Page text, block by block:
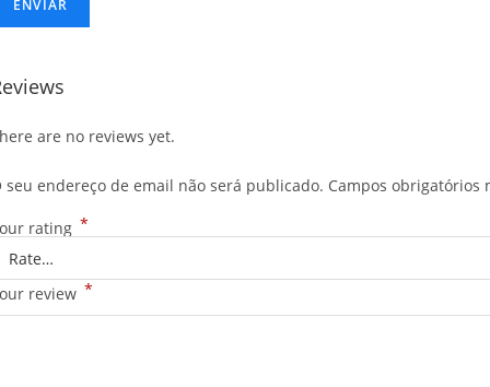
are no reviews yet.
seu endereço de email não será publicado. Campos obrigatórios
rating *
review *